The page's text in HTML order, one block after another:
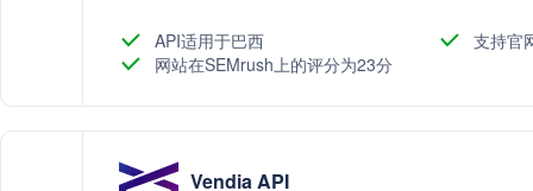
API适用于巴西
支持官
网站在SEMrush上的评分为23分
Vendia API